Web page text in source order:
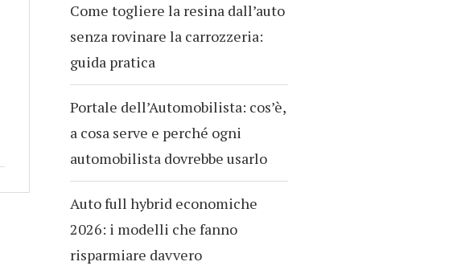
Come togliere la resina dall’auto
senza rovinare la carrozzeria:
guida pratica
Portale dell’Automobilista: cos’è,
a cosa serve e perché ogni
automobilista dovrebbe usarlo
Auto full hybrid economiche
2026: i modelli che fanno
risparmiare davvero